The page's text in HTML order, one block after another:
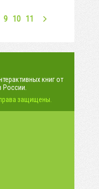
9 10 11
книг от
России.
защищены.